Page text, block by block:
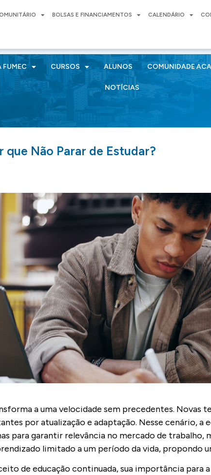
BOLSAS E FINANCIAMENTOS CALENDÁRIO
FUMEC CURSOS ALUNOS COMUNIDADE
NOTÍCIAS
que Não Parar de Estudar?
a uma velocidade sem precedentes. Novas
por atualização e adaptação. Nesse cenário, a
para garantir relevância no mercado de trabalho,
limitado a um período da vida, propondo
de educação continuada, sua importância para